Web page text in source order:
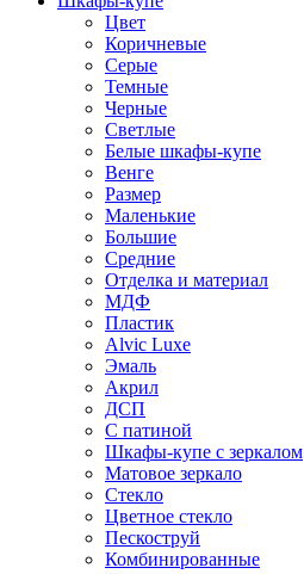
Цвет
Коричневые
Серые
Темные
Черные
Светлые
Белые шкафы-купе
Венге
Размер
Маленькие
Большие
Средние
Отделка и материал
МДФ
Пластик
Alvic Luxe
Эмаль
Акрил
ДСП
С патиной
Шкафы-купе с зеркалом
Матовое зеркало
Стекло
Цветное стекло
Пескоструй
Комбинированные